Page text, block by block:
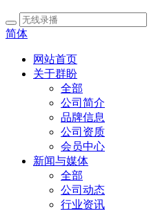
简体
网站首页
关于群盼
全部
公司简介
品牌信息
公司资质
会员中心
新闻与媒体
全部
公司动态
行业资讯